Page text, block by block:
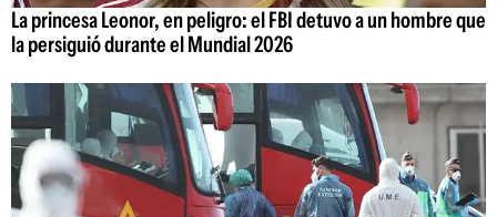
La princesa Leonor, en peligro: el FBI detuvo a un hombre que
la persiguió durante el Mundial 2026